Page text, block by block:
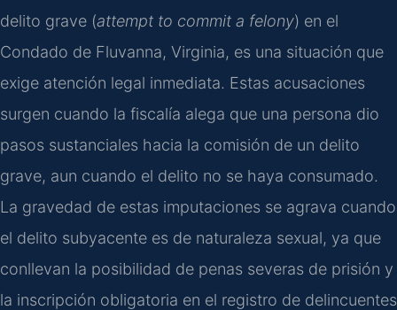
delito grave (attempt to commit a felony) en el
Condado de Fluvanna, Virginia, es una situación que
exige atención legal inmediata. Estas acusaciones
surgen cuando la fiscalía alega que una persona dio
pasos sustanciales hacia la comisión de un delito
grave, aun cuando el delito no se haya consumado.
La gravedad de estas imputaciones se agrava cuando
el delito subyacente es de naturaleza sexual, ya que
conllevan la posibilidad de penas severas de prisión y
la inscripción obligatoria en el registro de delincuentes